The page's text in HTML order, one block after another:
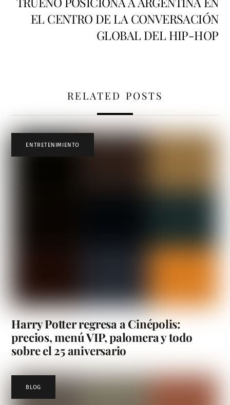
EL CENTRO DE LA CONVERSACIÓN
GLOBAL DEL HIP-HOP
RELATED POSTS
ENTRETENIMIENTO
Harry Potter regresa a Cinépolis:
precios, menú VIP, palomera y todo
sobre el 25 aniversario
BLOG